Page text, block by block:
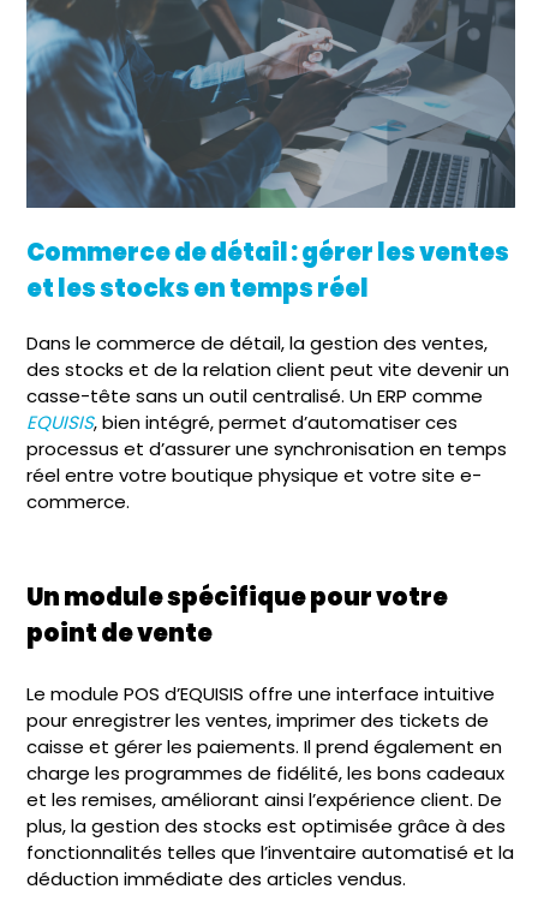
Commerce de détail : gérer les ventes
et les stocks en temps réel
Dans le commerce de détail, la gestion des ventes,
des stocks et de la relation client peut vite devenir un
casse-tête sans un outil centralisé. Un ERP comme
EQUISIS, bien intégré, permet d’automatiser ces
processus et d’assurer une synchronisation en temps
réel entre votre boutique physique et votre site e-
commerce.
Un module spécifique pour votre
point de vente
Le module POS d’EQUISIS offre une interface intuitive
pour enregistrer les ventes, imprimer des tickets de
caisse et gérer les paiements. Il prend également en
charge les programmes de fidélité, les bons cadeaux
et les remises, améliorant ainsi l’expérience client. De
plus, la gestion des stocks est optimisée grâce à des
fonctionnalités telles que l’inventaire automatisé et la
déduction immédiate des articles vendus.